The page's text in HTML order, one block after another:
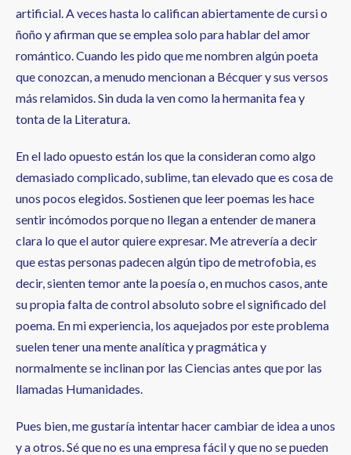
artificial. A veces hasta lo califican abiertamente de cursi o
ñoño y afirman que se emplea solo para hablar del amor
romántico. Cuando les pido que me nombren algún poeta
que conozcan, a menudo mencionan a Bécquer y sus versos
más relamidos. Sin duda la ven como la hermanita fea y
tonta de la Literatura.
En el lado opuesto están los que la consideran como algo
demasiado complicado, sublime, tan elevado que es cosa de
unos pocos elegidos. Sostienen que leer poemas les hace
sentir incómodos porque no llegan a entender de manera
clara lo que el autor quiere expresar. Me atrevería a decir
que estas personas padecen algún tipo de metrofobia, es
decir, sienten temor ante la poesía o, en muchos casos, ante
su propia falta de control absoluto sobre el significado del
poema. En mi experiencia, los aquejados por este problema
suelen tener una mente analítica y pragmática y
normalmente se inclinan por las Ciencias antes que por las
llamadas Humanidades.
Pues bien, me gustaría intentar hacer cambiar de idea a unos
y a otros. Sé que no es una empresa fácil y que no se pueden